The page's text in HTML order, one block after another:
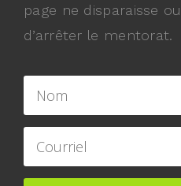
page ne disparaisse
d’arrêter le mentorat.